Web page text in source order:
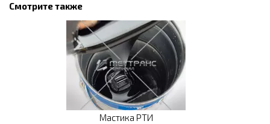
Смотрите также
Мастика РТИ